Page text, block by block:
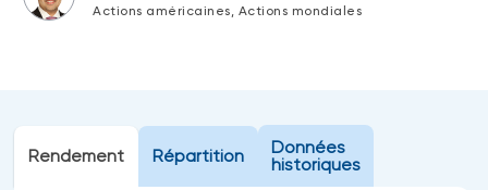
Fonds équilibré
Marché monétaire
Actions américaines, Actions mondiales
Rendement Répartition
Données
historiques